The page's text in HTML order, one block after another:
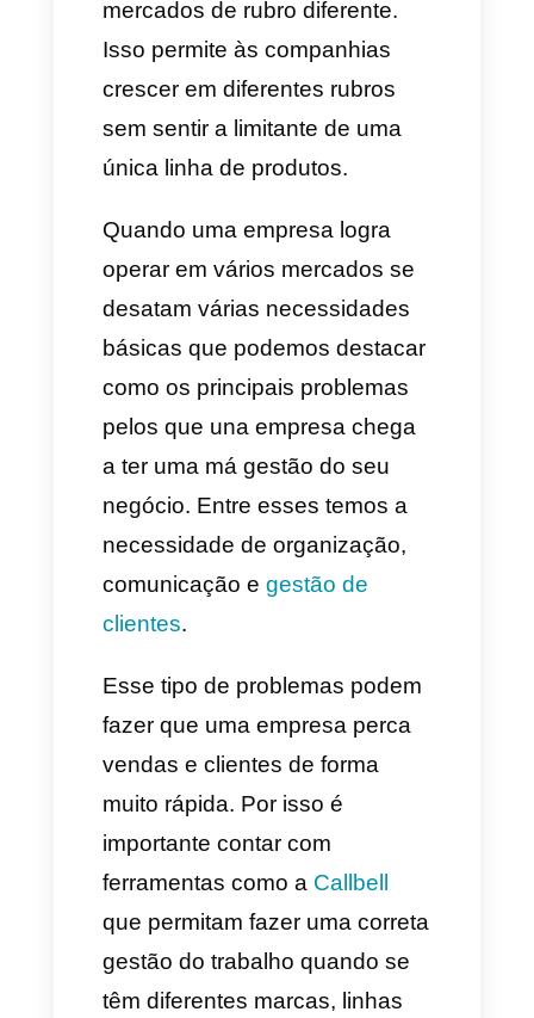
para cada linha de produtos,
esta é una estratégia provada e
que funciona no mercado. Em
resumo, as empresas operam
simples fato de que aumentam
suas possibilidades de
investimento, lucro e aquisição
de clientes.
Qual é a necessidade das
marcas de operar em
vários mercados?
A principal necessidade de uma
marca operar em vários
mercados é o crescimento e a
penetração de mercados
internacionais ou, por outro
lado, a penetração em outros
mercados de rubro diferente.